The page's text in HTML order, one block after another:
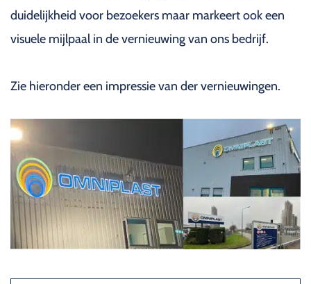
duidelijkheid voor bezoekers maar markeert ook een
visuele mijlpaal in de vernieuwing van ons bedrijf.
Zie hieronder een impressie van der vernieuwingen.